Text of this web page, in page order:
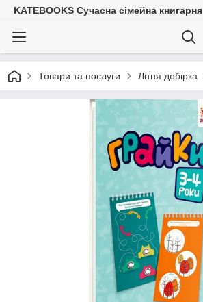
KATEBOOKS Сучасна сімейна книгарня
Товари та послуги Літня добірка